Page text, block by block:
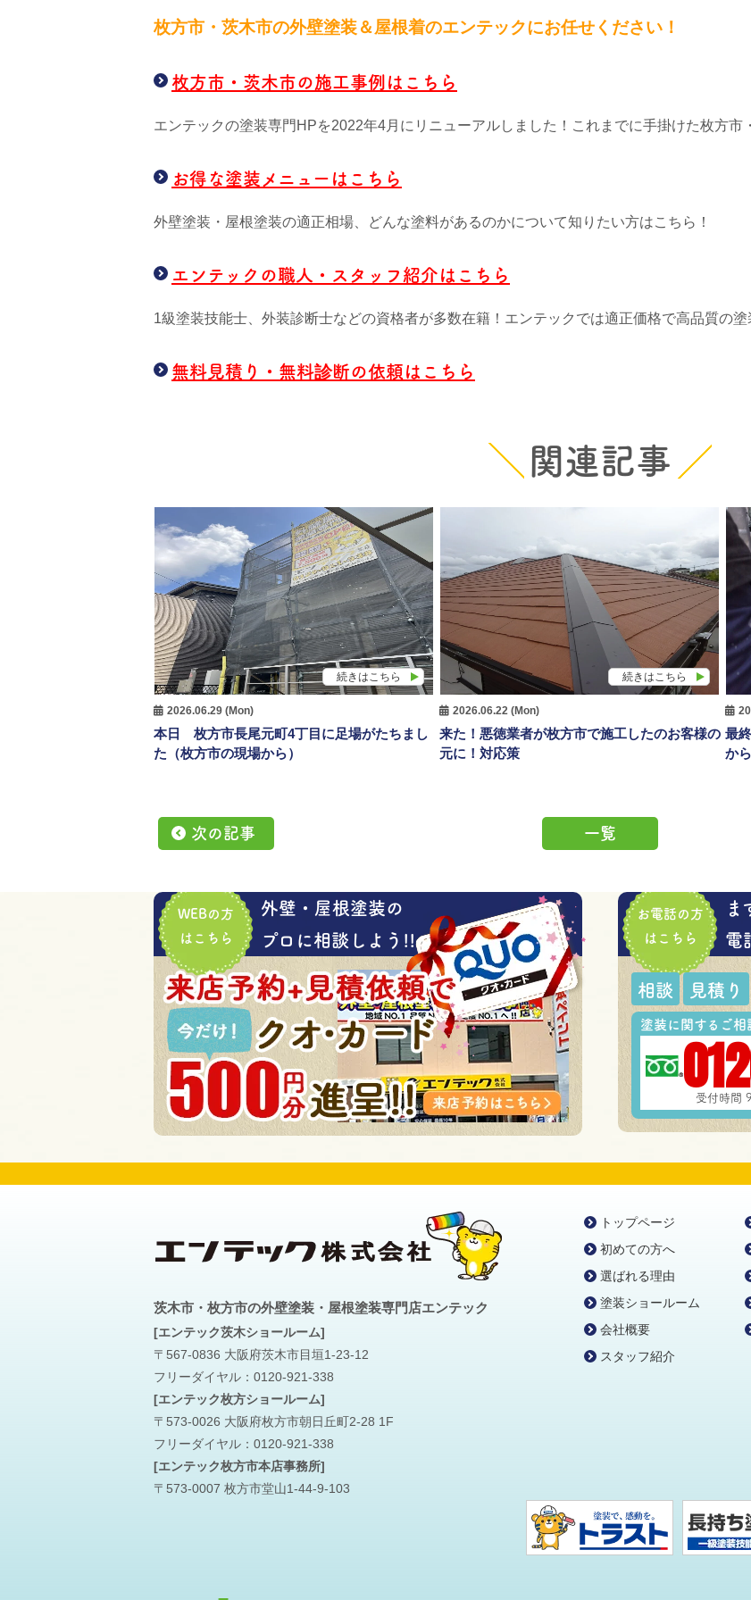
枚方市・茨木市の外壁塗装＆屋根着のエンテックにお任せください！
枚方市・茨木市の施工事例はこちら
エンテックの塗装専門HPを2022年4月にリニューアルしました！これまでに手掛けた枚方市
お得な塗装メニューはこちら
外壁塗装・屋根塗装の適正相場、どんな塗料があるのかについて知りたい方はこちら！
エンテックの職人・スタッフ紹介はこちら
1級塗装技能士、外装診断士などの資格者が多数在籍！エンテックでは適正価格で高品質の塗
無料見積り・無料診断の依頼はこちら
関連記事
続きはこちら
2026.06.29 (Mon)
本日 枚方市長尾元町4丁目に足場がたちまし
た（枚方市の現場から）
続きはこちら
2026.06.22 (Mon)
来た！悪徳業者が枚方市で施工したのお客様の
元に！対応策
最
から
次の記事 一覧
お電話の方
はこちら
ま
電
相談 見積り
塗装に関するご
受付時間
WEBの方
はこちら
外壁・屋根塗装の
プロに相談しよう!!
茨木市・枚方市の外壁塗装・屋根塗装専門店エンテック
[エンテック茨木ショールーム]
〒567-0836 大阪府茨木市目垣1-23-12
フリーダイヤル： 0120-921-338
[エンテック枚方ショールーム]
〒573-0026 大阪府枚方市朝日丘町2-28 1F
フリーダイヤル： 0120-921-338
[エンテック枚方市本店事務所]
〒573-0007 枚方市堂山1-44-9-103
トップページ
初めての方へ
選ばれる理由
塗装ショールーム
会社概要
スタッフ紹介